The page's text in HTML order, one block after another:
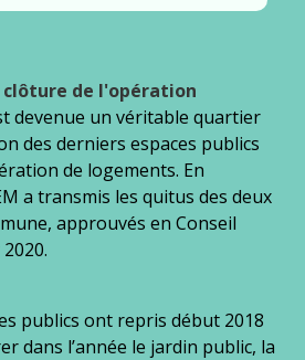
clôture de l'opération
devenue un véritable quartier
des derniers espaces publics
de logements. En
a transmis les quitus des deux
approuvés en Conseil
publics ont repris début 2018
dans l’année le jardin public, la